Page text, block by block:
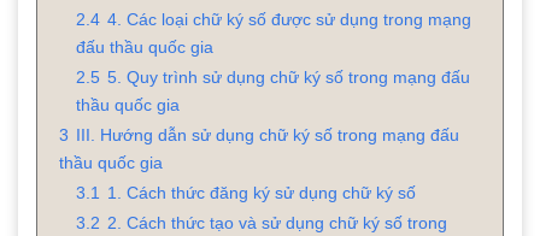
2.4 4. Các loại chữ ký số được sử dụng trong mạng
đấu thầu quốc gia
2.5 5. Quy trình sử dụng chữ ký số trong mạng đấu
thầu quốc gia
3 III. Hướng dẫn sử dụng chữ ký số trong mạng đấu
thầu quốc gia
3.1
1. Cách thức đăng ký sử dụng chữ ký số
3.2 2. Cách thức tạo và sử dụng chữ ký số trong